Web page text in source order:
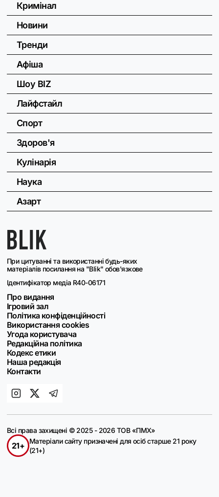
При цитуванні та використанні будь-яких
матеріалів посилання на "Blik" обов'язкове
Ідентифікатор медіа R40-06171
Про видання
Ігровий зал
Політика конфіденційності
Використання cookies
Угода користувача
Редакційна політика
Кодекс етики
Наша редакція
Контакти
Кримінал
Новини
Тренди
Афіша
Шоу BIZ
Лайфстайл
Спорт
Здоров'я
Кулінарія
Наука
Азарт
Всі права захищені © 2025 - 2026 ТОВ «ПМХ»
21+
Матеріали сайту призначені для осіб старше 21 року
(21+)